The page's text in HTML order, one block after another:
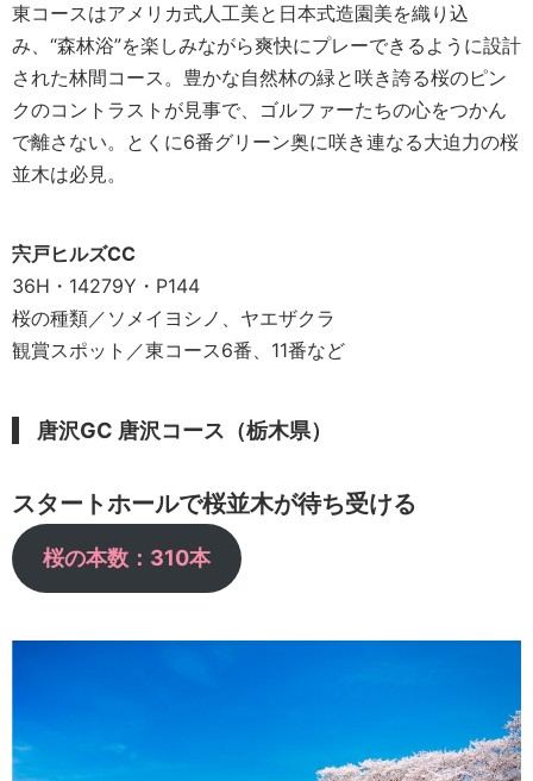
東コースはアメリカ式人工美と日本式造園美を織り込
み、“森林浴”を楽しみながら爽快にプレーできるように設計
された林間コース。豊かな自然林の緑と咲き誇る桜のピン
クのコントラストが見事で、ゴルファーたちの心をつかん
で離さない。とくに6番グリーン奥に咲き連なる大迫力の桜
並木は必見。
宍戸ヒルズCC
36H・14279Y・P144
桜の種類／ソメイヨシノ、ヤエザクラ
観賞スポット／東コース6番、11番など
唐沢GC 唐沢コース（栃木県）
スタートホールで桜並木が待ち受ける
桜の本数：310本